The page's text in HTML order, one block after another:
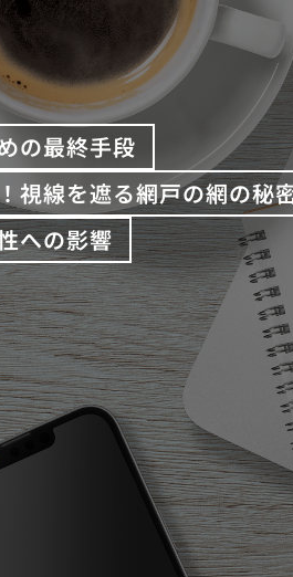
の最終手段
視線を遮る網戸の網の秘
への影響